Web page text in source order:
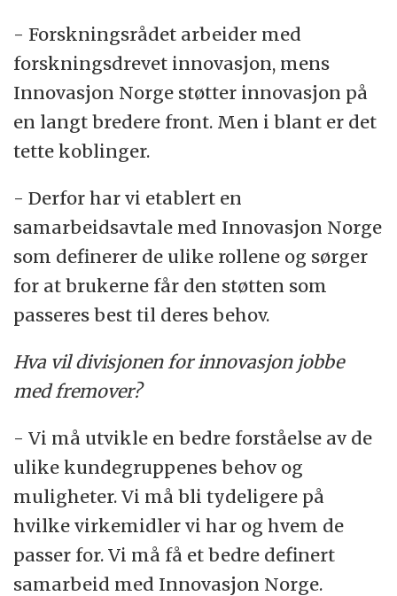
- Forskningsrådet arbeider med
forskningsdrevet innovasjon, mens
Innovasjon Norge støtter innovasjon på
en langt bredere front. Men i blant er det
tette koblinger.
- Derfor har vi etablert en
samarbeidsavtale med Innovasjon Norge
som definerer de ulike rollene og sørger
for at brukerne får den støtten som
passeres best til deres behov.
Hva vil divisjonen for innovasjon jobbe
med fremover?
- Vi må utvikle en bedre forståelse av de
ulike kundegruppenes behov og
muligheter. Vi må bli tydeligere på
hvilke virkemidler vi har og hvem de
passer for. Vi må få et bedre definert
samarbeid med Innovasjon Norge.